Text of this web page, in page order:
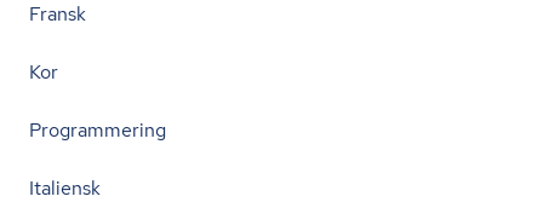
Fransk
Kor
Programmering
Italiensk